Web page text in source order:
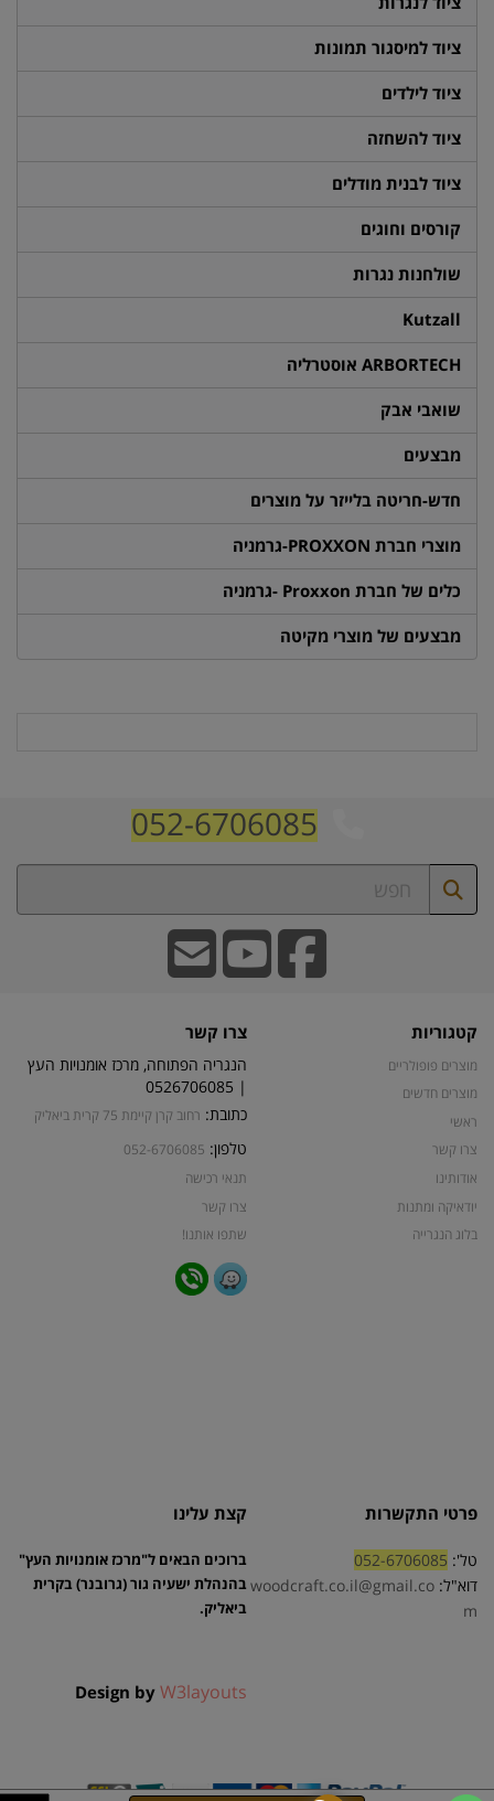
ציוד למיסגור תמונות
ציוד לילדים
ציוד להשחזה
ציוד לבנית מודלים
קורסים וחוגים
שולחנות נגרות
Kutzall
ARBORTECH אוסטרליה
שואבי אבק
מבצעים
חדש-חריטה בלייזר על מוצרים
מוצרי חברת PROXXON-גרמניה
כלים של חברת Proxxon -גרמניה
מבצעים של מוצרי מקיטה
052-6706085
קטגוריות
מוצרים פופולריים
מוצרים חדשים
ראשי
צרו קשר
אודותינו
יודאיקה ומתנות
בלוג הנגרייה
צרו קשר
הנגריה הפתוחה, מרכז אומנויות העץ
| 0526706085
כתובת: רחוב קרן קיימת 75 קרית ביאליק
טלפון: 052-6706085
תנאי רכישה
צרו קשר
שתפו אותנו!
פרטי התקשרות
טל': 052-6706085
דוא"ל: woodcraft.co.il@gmail.co
m
קצת עלינו
ברוכים הבאים ל"מרכז אומנויות העץ"
בהנהלת ישעיה גור (גרובנר) בקרית
ביאליק.
Design by W3layouts